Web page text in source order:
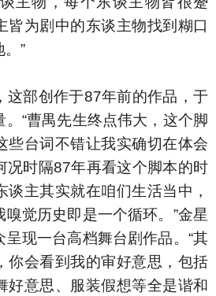
皆为剧中的东谈主物找到糊口
”
这部创作于87年前的作品，于
“曹禺先生终点伟大，这个脚
些台词不错让我实确切在体会
况时隔87年再看这个脚本的时
谈主其实就在咱们生活当中，
觉历史即是一个循环。”金星
现一台高档舞台剧作品。“其
你会看到我的审好意思，包括
好意思、服装假想等全是谐和